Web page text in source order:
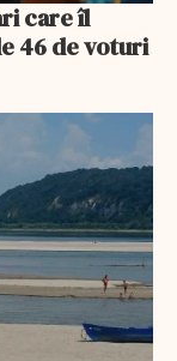
care îl
46 de voturi